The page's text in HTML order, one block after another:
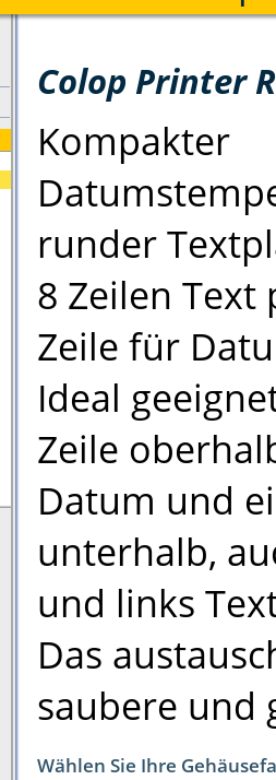
Colop Printer
Kompakter
runder
8 Zeilen Text
Zeile für
Ideal
Zeile
Datum und
unterhalb,
und links
Das
saubere und
Wählen Sie Ihre